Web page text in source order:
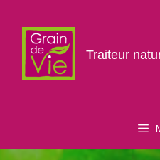
contenu
Traiteur